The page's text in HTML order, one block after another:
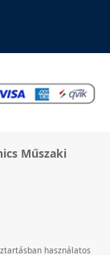
Műszaki
használatos